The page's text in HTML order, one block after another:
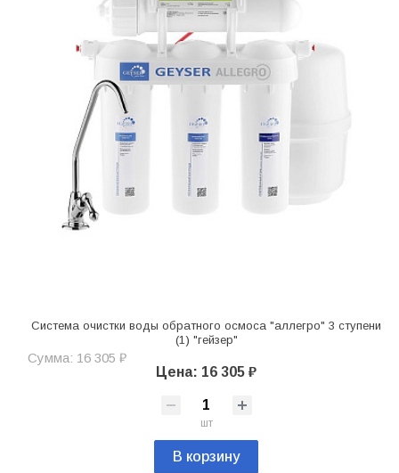
Система очистки воды обратного осмоса "аллегро" 3 ступени
(1) "гейзер"
Сумма: 16 305 ₽
Цена: 16 305 ₽
шт
В корзину